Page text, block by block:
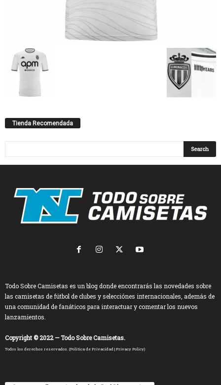
Tienda Recomendada
Todo Sobre Camisetas es un blog donde encontrarás las novedades sobre
las camisetas de fútbol de clubes y selecciónes internacionales, además de
una comunidad de fanáticos para interactuar y comentar los nuevos
lanzamientos.
Copyright © 2022 — Todo Sobre Camisetas.
Todos los derechos reservados. (Política de Privacidad | Privacy Policy)